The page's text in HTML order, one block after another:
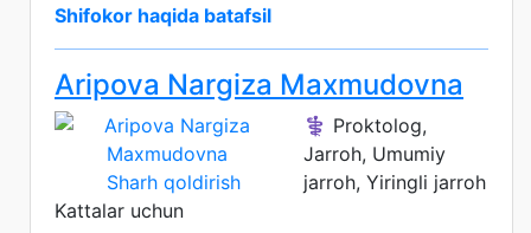
Shifokor haqida batafsil
Aripova Nargiza Maxmudovna
Sharh qoldirish
⚕️ Proktolog,
Jarroh, Umumiy
jarroh, Yiringli jarroh
Kattalar uchun